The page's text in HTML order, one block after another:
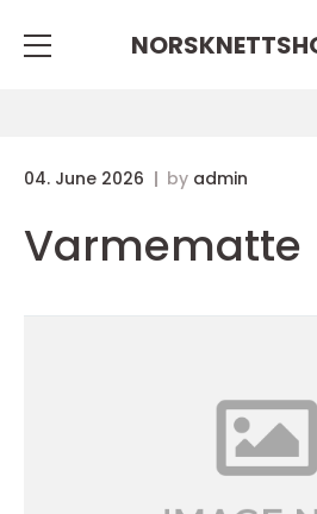
04. June 2026 by admin
Varmematte